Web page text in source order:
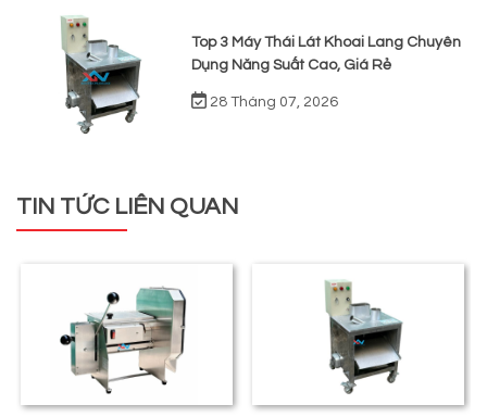
Top 3 Máy Thái Lát Khoai Lang Chuyên
Dụng Năng Suất Cao, Giá Rẻ
28 Tháng 07, 2026
TIN TỨC LIÊN QUAN